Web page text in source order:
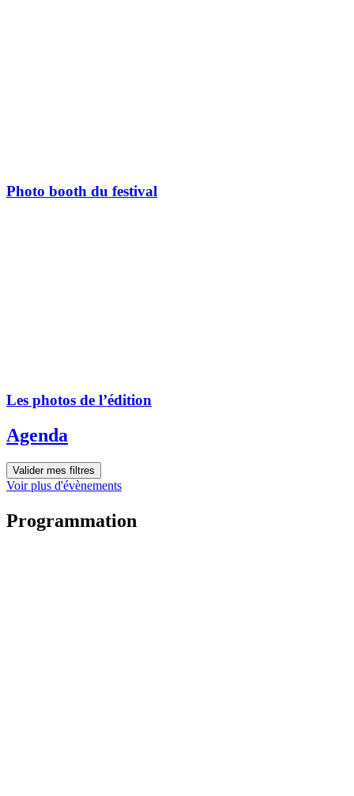
Photo booth du festival
Les photos de l’édition
Agenda
Valider mes filtres
Voir plus d'évènements
Programmation